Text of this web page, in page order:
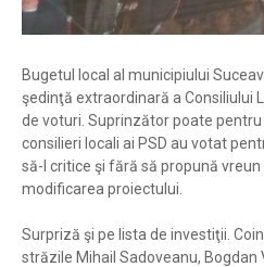
Bugetul local al municipiului
şedinţă extraordinară a Consiliului
de voturi. Suprinzător poate
consilieri locali ai PSD au votat
să-l critice şi fără să propună
modificarea proiectului.
Surpriză şi pe lista de investiţii.
străzile Mihail Sadoveanu, Bogdan